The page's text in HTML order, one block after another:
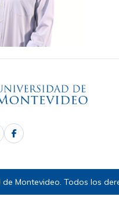
Montevideo. Todos los